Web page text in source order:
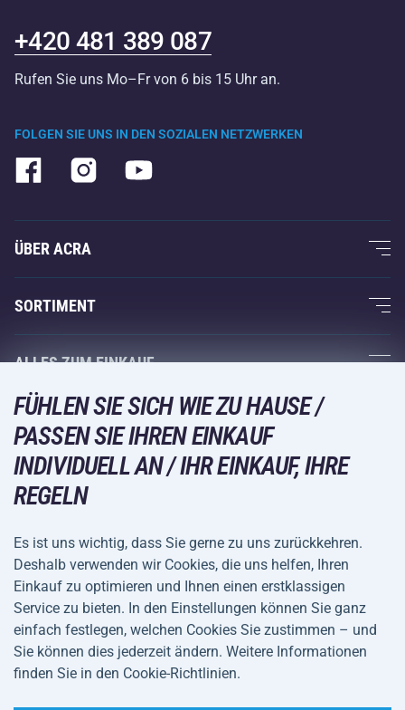
FOLGEN SIE UNS IN DEN SOZIALEN NETZWERKEN
+420 481 389 087
Rufen Sie uns Mo–Fr von 6 bis 15 Uhr an.
ÜBER ACRA
Über uns
Acra-Garantie
Kontakte
Großhandel
Einkaufsratgeber
SORTIMENT
Fitness und Krafttraining
Racketsportarten
Wintersport
Freizeit und Unterhaltung
Camping und Wandern
Fahrräder und Roller
Ballsportarten
Wassersport
Sportbekleidung und Accessoires
ALLES ZUM EINKAUF
Acra-Garantie
Rückgabe und Reklamationen
VERSANDARTEN
ZAHLUNGSARTEN
Allgemeine
Geschäftsbedingungen
Datenschutz
FÜHLEN SIE SICH WIE ZU HAUSE /
PASSEN SIE IHREN EINKAUF
INDIVIDUELL AN / IHR EINKAUF, IHRE
REGELN
Es ist uns wichtig, dass Sie gerne zu uns zurückkehren.
Deshalb verwenden wir Cookies, die uns helfen, Ihren
Einkauf zu optimieren und Ihnen einen erstklassigen
Service zu bieten. In den Einstellungen können Sie ganz
einfach festlegen, welchen Cookies Sie zustimmen – und
Sie können dies jederzeit ändern. Weitere Informationen
finden Sie in den Cookie-Richtlinien.